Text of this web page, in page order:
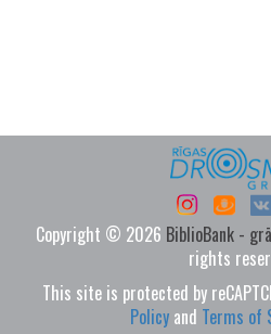
Copyright © 2026 BiblioBank -
rights
This site is protected by
Policyand Terms of